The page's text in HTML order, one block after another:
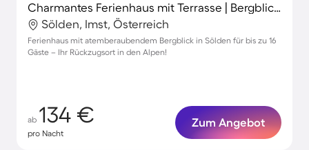
Charmantes Ferienhaus mit Terrasse | Bergblick | Nah am Skifahren
Sölden, Imst, Österreich
Ferienhaus mit atemberaubendem Bergblick in Sölden für bis zu 16
Gäste – Ihr Rückzugsort in den Alpen!
ab 134 €
pro Nacht
Zum Angebot